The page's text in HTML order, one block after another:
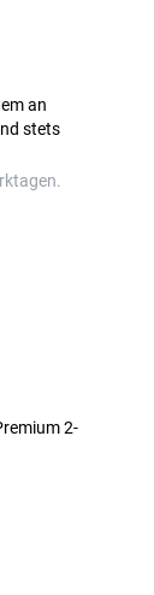
an
stets